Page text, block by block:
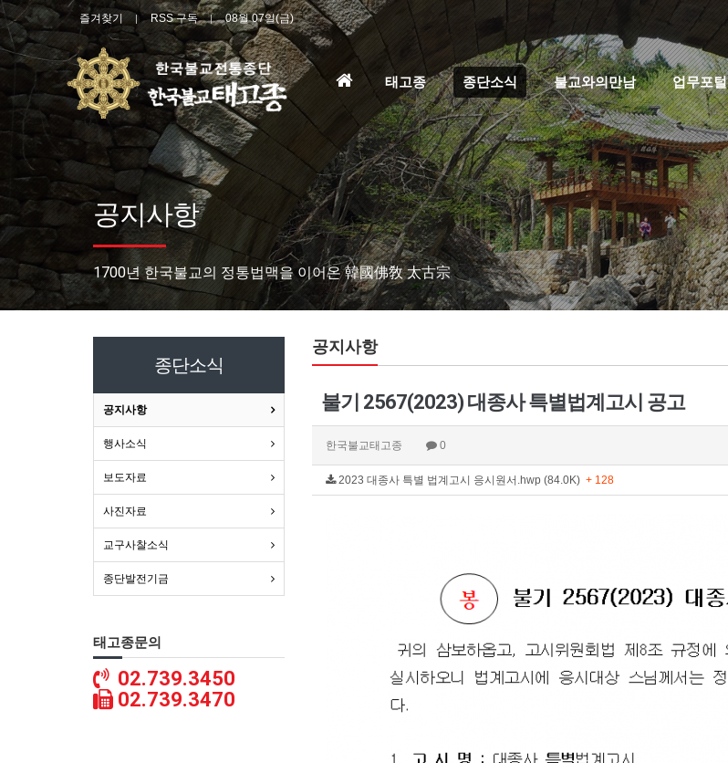
즐겨찾기 RSS 구독 08월 07일(금)
홈
태고종 종단소식 불교와의만남 업무포털
공지사항
1700년 한국불교의 정통법맥을 이어온 韓國佛敎 太古宗
공지사항
불기 2567(2023) 대종사 특별법계고시 공고
한국불교태고종 0
2023 대종사 특별 법계고시 응시원서.hwp (84.0K) + 128
종단소식
공지사항
행사소식
보도자료
사진자료
교구사찰소식
종단발전기금
태고종문의
02.739.3450
02.739.3470